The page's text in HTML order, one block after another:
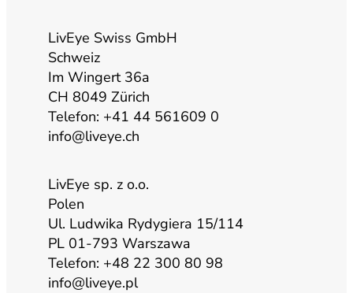
LivEye Swiss GmbH
Schweiz
Im Wingert 36a
CH 8049 Zürich
Telefon: +41 44 561609 0
info@liveye.ch
LivEye sp. z o.o.
Polen
Ul. Ludwika Rydygiera 15/114
PL 01-793 Warszawa
Telefon: +48 22 300 80 98
info@liveye.pl